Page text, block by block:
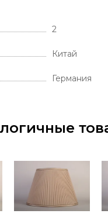
2
Китай
Германия